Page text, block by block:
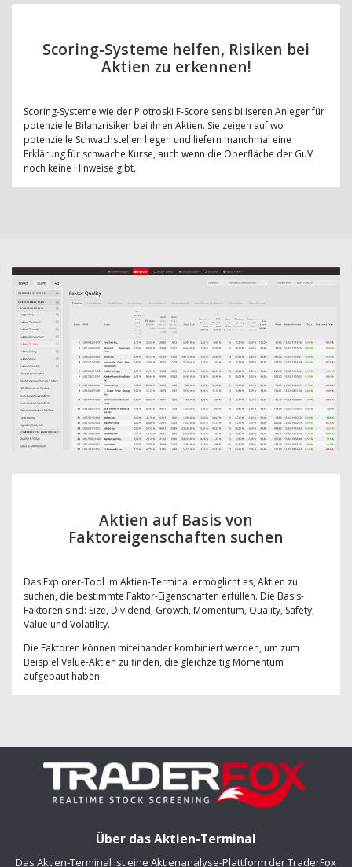
Scoring-Systeme helfen, Risiken bei
Aktien zu erkennen!
Scoring-Systeme wie der Piotroski F-Score sensibiliseren Anleger für
potenzielle Bilanzrisiken bei ihren Aktien. Sie zeigen auf wo
potenzielle Schwachstellen liegen und liefern manchmal eine
Erklärung für schwache Kurse, auch wenn die Oberfläche der GuV
noch keine Hinweise gibt.
Aktien auf Basis von
Faktoreigenschaften suchen
Das Explorer-Tool im Aktien-Terminal ermöglicht es, Aktien zu
suchen, die bestimmte Faktor-Eigenschaften erfüllen. Die Basis-
Faktoren sind: Size, Dividend, Growth, Momentum, Quality, Safety,
Value und Volatility.
Die Faktoren können miteinander kombiniert werden, um zum
Beispiel Value-Aktien zu finden, die gleichzeitig Momentum
aufgebaut haben.
Über das Aktien-Terminal
Das Aktien-Terminal ist eine Aktienanalyse-Plattform der TraderFox